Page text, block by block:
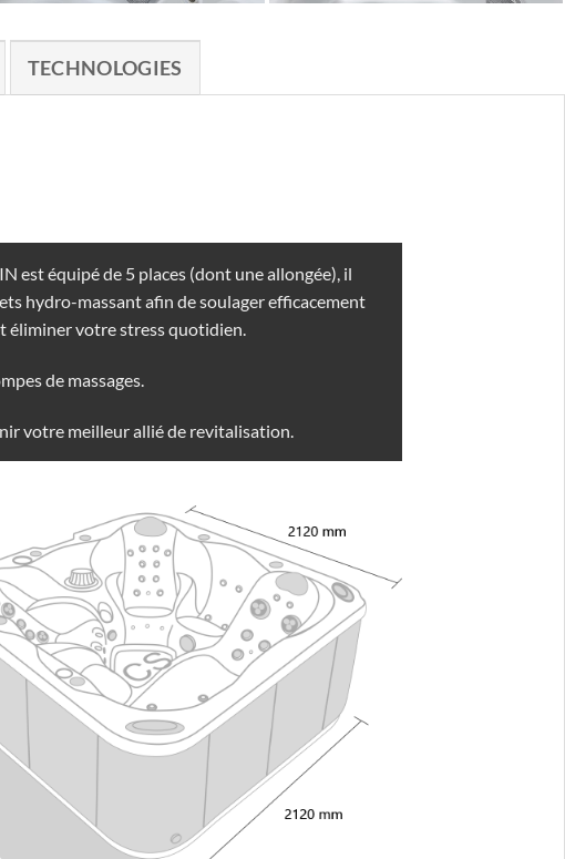
TECHNOLOGIES
est équipé de 5 places (dont une allongée), il
hydro-massant afin de soulager efficacement
éliminer votre stress quotidien.
de massages.
votre meilleur allié de revitalisation.